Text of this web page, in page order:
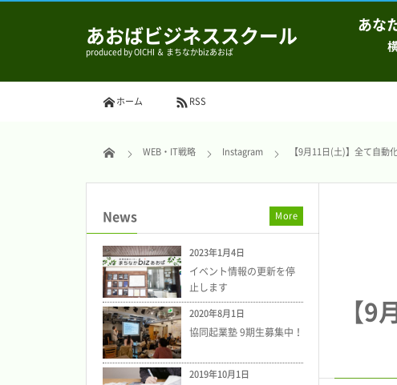
あおばビジネススクール
produced by OICHI ＆ まちなかbizあおば
あな
ホーム RSS
WEB・IT戦略 Instagram 【9月11日(土)】全て自動
【
News
2023年1月4日
イベント情報の更新を停
止します
2020年8月1日
協同起業塾 9期生募集中！
2019年10月1日
More